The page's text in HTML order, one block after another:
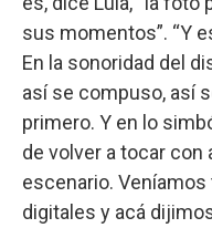
sus momentos”. “Y
En la sonoridad del
así se compuso, así
primero. Y en lo
de volver a tocar con
escenario.
digitales y acá